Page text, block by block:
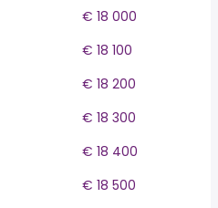
€ 18 000
€ 18 100
€ 18 200
€ 18 300
€ 18 400
€ 18 500